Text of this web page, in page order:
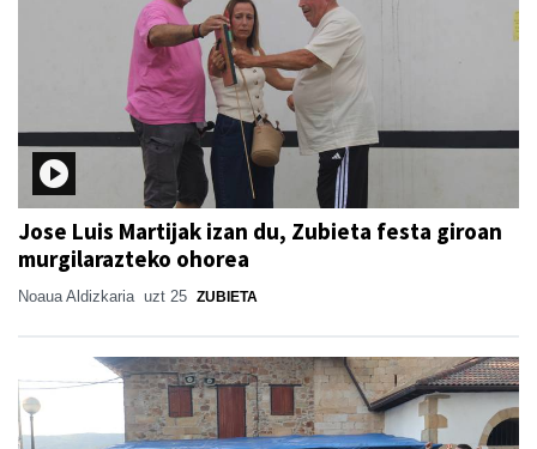
Jose Luis Martijak izan du, Zubieta festa giroan
murgilarazteko ohorea
Noaua Aldizkaria uzt 25 ZUBIETA